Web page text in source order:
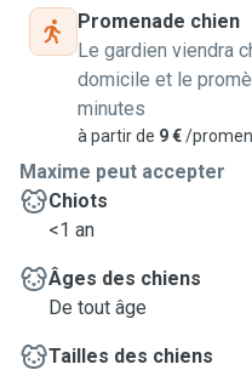
Etant dans un petit
pourrait pas garantir l
nouvel animal,c est
service et m occuper des
besoin, cela me permet
de compagnon a 4pattes
actuellement ^^
Promenade chien
Le gardien viendra
domicile et le
minutes
à partir de 9 €/
Maxime peut accepter
Chiots
<1 an
Âges des chiens
De tout âge
Tailles des chiens